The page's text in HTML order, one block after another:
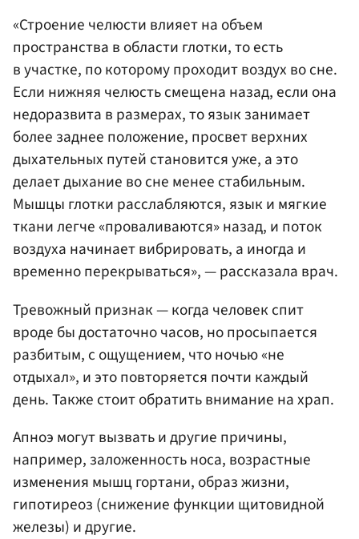
«Строение челюсти влияет на объем
пространства в области глотки, то есть
в участке, по которому проходит воздух во сне.
Если нижняя челюсть смещена назад, если она
недоразвита в размерах, то язык занимает
более заднее положение, просвет верхних
дыхательных путей становится уже, а это
делает дыхание во сне менее стабильным.
Мышцы глотки расслабляются, язык и мягкие
ткани легче «проваливаются» назад, и поток
воздуха начинает вибрировать, а иногда и
временно перекрываться», — рассказала врач.
Тревожный признак — когда человек спит
вроде бы достаточно часов, но просыпается
разбитым, с ощущением, что ночью «не
отдыхал», и это повторяется почти каждый
день. Также стоит обратить внимание на храп.
Апноэ могут вызвать и другие причины,
например, заложенность носа, возрастные
изменения мышц гортани, образ жизни,
гипотиреоз (снижение функции щитовидной
железы) и другие.